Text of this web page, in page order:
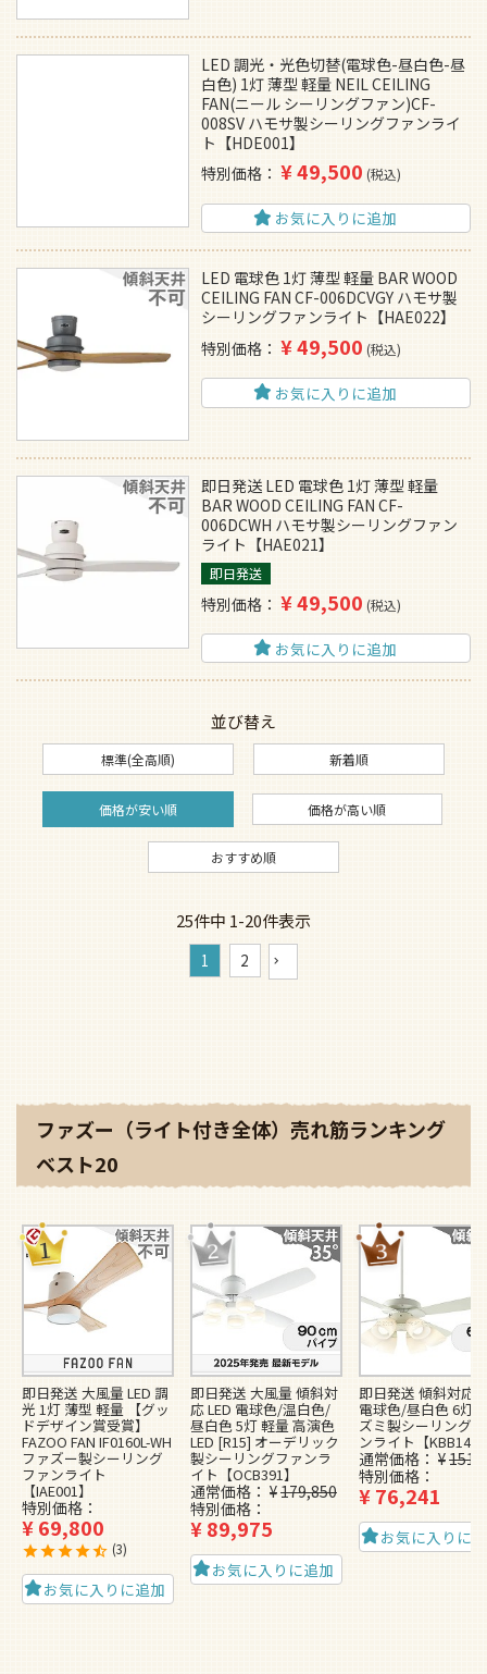
LED 調光・光色切替(電球色-昼白色-昼
白色) 1灯 薄型 軽量 NEIL CEILING
FAN(ニール シーリングファン)CF-
008SV ハモサ製シーリングファンライ
ト【HDE001】
特別価格
¥49,500 税込
お気に入りに追加
LED 電球色 1灯 薄型 軽量 BAR WOOD
CEILING FAN CF-006DCVGY ハモサ製
シーリングファンライト【HAE022】
特別価格
¥49,500 税込
お気に入りに追加
即日発送 LED 電球色 1灯 薄型 軽量
BAR WOOD CEILING FAN CF-
006DCWH ハモサ製シーリングファン
ライト【HAE021】
即日発送
特別価格 ¥49,500 税込
お気に入りに追加
並び替え
標準(全高順) 新着順
価格が安い順 価格が高い順
おすすめ順
25件中 1-20件表示
1 2
ファズー（ライト付き全体）売れ筋ランキング
ベスト20
即日発送 大風量 LED 調
光 1灯 薄型 軽量 【グッ
ドデザイン賞受賞】
FAZOO FAN IF0160L-WH
ファズー製シーリング
ファンライト
【IAE001】
特別価格
¥69,800
3
お気に入りに追加
即日発送 大風量 傾斜対
応 LED 電球色/温白色/
昼白色 5灯 軽量 高演色
LED [R15] オーデリック
製シーリングファンラ
イト【OCB391】
通常価格 ¥179,850
特別価格
¥89,975
お気に入りに追加
即日発送 傾斜対応
電球色/昼白色 6灯
ズミ製シーリング
ンライト【KBB148
通常価格 ¥
特別価格
¥76,241
お気に入りに